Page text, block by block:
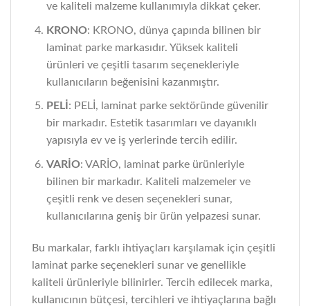
ve kaliteli malzeme kullanımıyla dikkat çeker.
KRONO: KRONO, dünya çapında bilinen bir
laminat parke markasıdır. Yüksek kaliteli
ürünleri ve çeşitli tasarım seçenekleriyle
kullanıcıların beğenisini kazanmıştır.
PELİ : PELİ, laminat parke sektöründe güvenilir
bir markadır. Estetik tasarımları ve dayanıklı
yapısıyla ev ve iş yerlerinde tercih edilir.
VARİO: VARİO, laminat parke ürünleriyle
bilinen bir markadır. Kaliteli malzemeler ve
çeşitli renk ve desen seçenekleri sunar,
kullanıcılarına geniş bir ürün yelpazesi sunar.
Bu markalar, farklı ihtiyaçları karşılamak için çeşitli
laminat parke seçenekleri sunar ve genellikle
kaliteli ürünleriyle bilinirler. Tercih edilecek marka,
kullanıcının bütçesi, tercihleri ve ihtiyaçlarına bağlı